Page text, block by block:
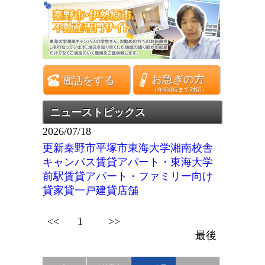
電話をする お急ぎの方
（午前0時まで対応）
ニューストピックス
2026/07/18
更新秦野市平塚市東海大学湘南校舎
キャンパス賃貸アパート・東海大学
前駅賃貸アパート・ファミリー向け
貸家貸一戸建貸店舗
<< 1
>>
最後